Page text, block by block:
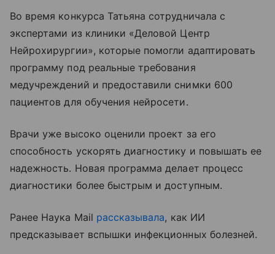
Во время конкурса Татьяна сотрудничала с
экспертами из клиники «Деловой Центр
Нейрохирургии», которые помогли адаптировать
программу под реальные требования
медучреждений и предоставили снимки 600
пациентов для обучения нейросети.
Врачи уже высоко оценили проект за его
способность ускорять диагностику и повышать ее
надежность. Новая программа делает процесс
диагностики более быстрым и доступным.
Ранее Наука Mail рассказывала, как ИИ
предсказывает вспышки инфекционных болезней.